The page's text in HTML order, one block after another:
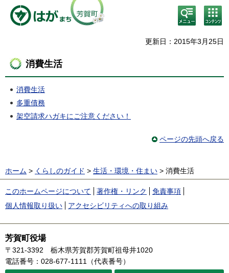
検
索・
メニ
コン
テン
ニュ
更新日：2015年3月25日
消費生活
消費生活
多重債務
架空請求ハガキにご注意ください！
ページの先頭へ戻る
ホーム > くらしのガイド > 生活・環境・住まい > 消費生活
このホームページについて 著作権・リンク
免責事項
個人情報取り扱い
アクセシビリティへの取り組み
芳賀町役場
〒321-3392
栃木県芳賀郡芳賀町祖母井1020
電話番号：028-677-1111（代表番号）